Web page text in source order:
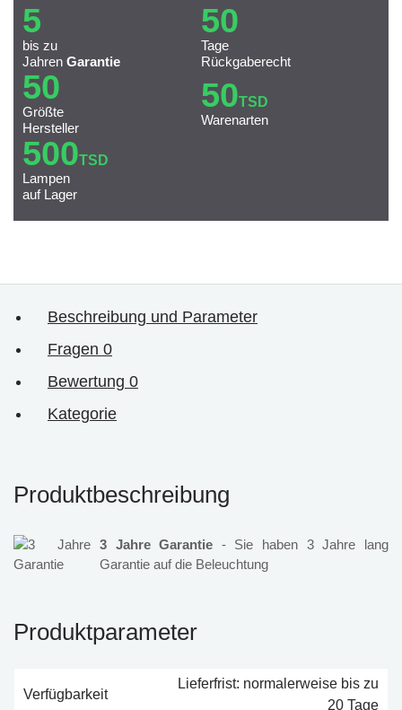
5
bis zu
Jahren Garantie
50
Tage
Rückgaberecht
50
Größte
Hersteller
50TSD
Warenarten
500TSD
Lampen
auf Lager
Beschreibung und Parameter
Fragen 0
Bewertung 0
Kategorie
Produktbeschreibung
3 Jahre Garantie - Sie haben 3 Jahre lang
Garantie auf die Beleuchtung
Produktparameter
Verfügbarkeit
Lieferfrist: normalerweise bis zu
20 Tage